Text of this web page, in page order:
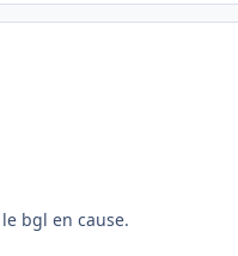
bgl en cause.